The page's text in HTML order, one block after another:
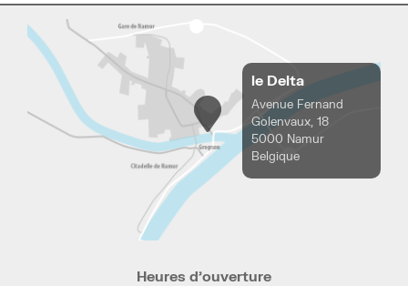
le Delta
Avenue Fernand
Golenvaux, 18
5000 Namur
Belgique
Heures d’ouverture